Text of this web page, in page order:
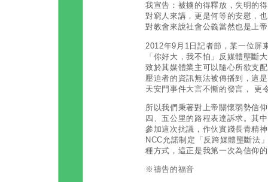
我宣告：被擄的得釋放，失明的
對窮人來講，更是何等的安慰，
對教會來說社會公義當然也是上
2012年9月1日記者節，某一位屏
「你好大，我不怕」反媒體壟斷
致於其媒體業主可以隨心所欲支
壓迫者的資訊無法被傳播到，這
天安門事件大言不慚的發言， 更
所以我們秉著對上帝關懷弱勢信
四、五公里的路程表達訴求。其
參加這次抗議，作伙實踐長青精
NCC允諾制定「反跨媒體壟斷法
種方式，這正是我第一次為信仰
※禱告的福音